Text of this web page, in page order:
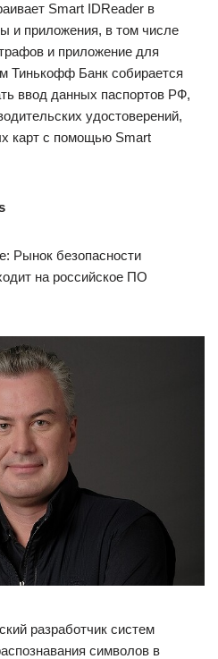
Smart IDReader в
и приложения, в том числе
и приложение для
Тинькофф Банк собирается
ввод данных паспортов РФ,
удостоверений,
карт с помощью Smart
Рынок безопасности
на российское ПО
разработчик систем
символов в